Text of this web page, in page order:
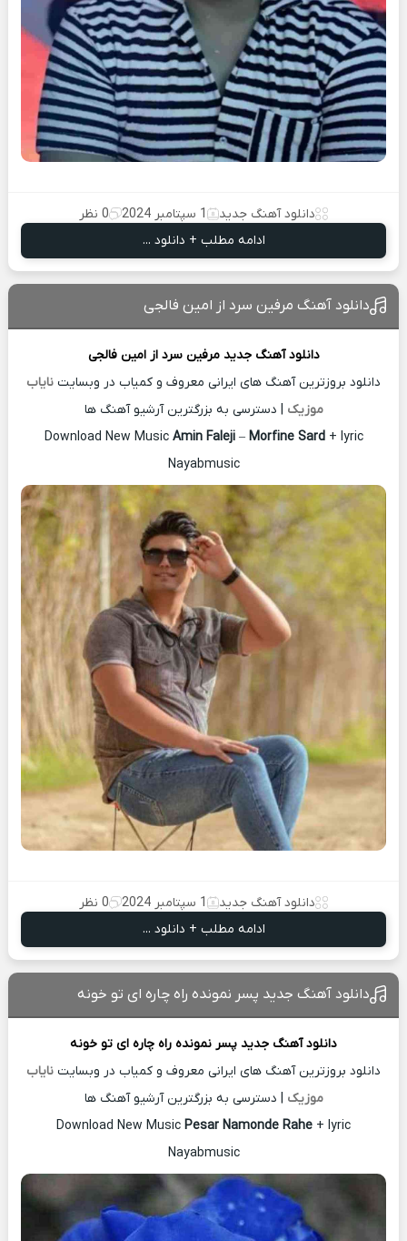
دانلود آهنگ جدید 1 سپتامبر 2024
0 نظر
ادامه مطلب + دانلود ...
دانلود آهنگ مرفین سرد از امین فالجی
دانلود آهنگ جدید مرفین سرد ازامین فالجی
دانلود بروزترین آهنگ های ایرانی معروف و کمیاب در وبسایت نایاب
موزیک | دسترسی به بزرگترین آرشیو آهنگ ها
Download New Music Amin Faleji– Morfine Sard+ lyric
Nayabmusic
دانلود آهنگ جدید 1 سپتامبر 2024
0 نظر
ادامه مطلب + دانلود ...
دانلود آهنگ جدید پسر نمونده راه چاره ای تو خونه
دانلود آهنگ جدید پسر نمونده راه چاره ای تو خونه
دانلود بروزترین آهنگ های ایرانی معروف و کمیاب در وبسایت نایاب
موزیک | دسترسی به بزرگترین آرشیو آهنگ ها
Download New Music Pesar Namonde Rahe + lyric
Nayabmusic